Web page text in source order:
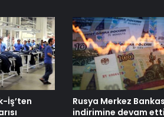
İş’ten
Rusya Merkez
indirimine devam